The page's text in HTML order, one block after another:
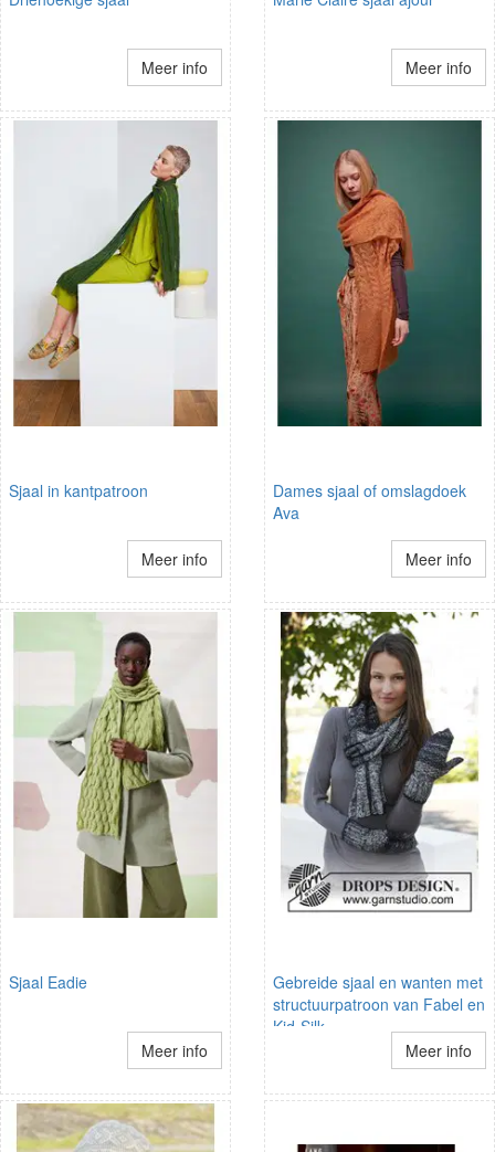
Meer info Meer info
Sjaal in kantpatroon
Meer info
Dames sjaal of omslagdoek
Ava
Meer info
Sjaal Eadie
Meer info
Gebreide sjaal en wanten met
structuurpatroon van Fabel en
Kid-Silk.
Meer info